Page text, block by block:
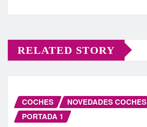
RELATED STORY
COCHES
NOVEDADES COCHES
PORTADA 1